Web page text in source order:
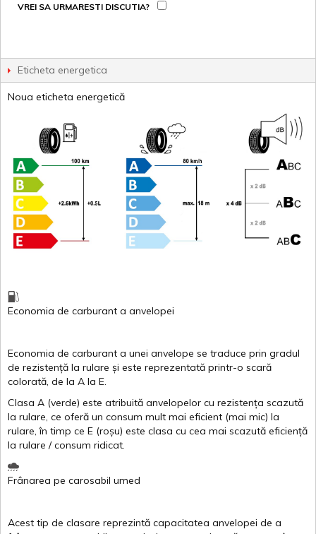
VREI SA URMARESTI DISCUTIA?
Eticheta energetica
Noua eticheta energetică
Economia de carburant a anvelopei
Economia de carburant a unei anvelope se traduce prin gradul
de rezistență la rulare și este reprezentată printr-o scară
colorată , de la A la E
Clasa A (verde) este atribuită anvelopelor cu rezistența scazută
la rulare ce oferă un consum mult mai eficient (mai mic) la
rulare ,în timp ce E (roșu) este clasa cu cea mai scazută eficiență
la rulare /consum ridicat
Frânarea pe carosabil umed
Acest tip de clasare reprezintă capacitatea anvelopei de a